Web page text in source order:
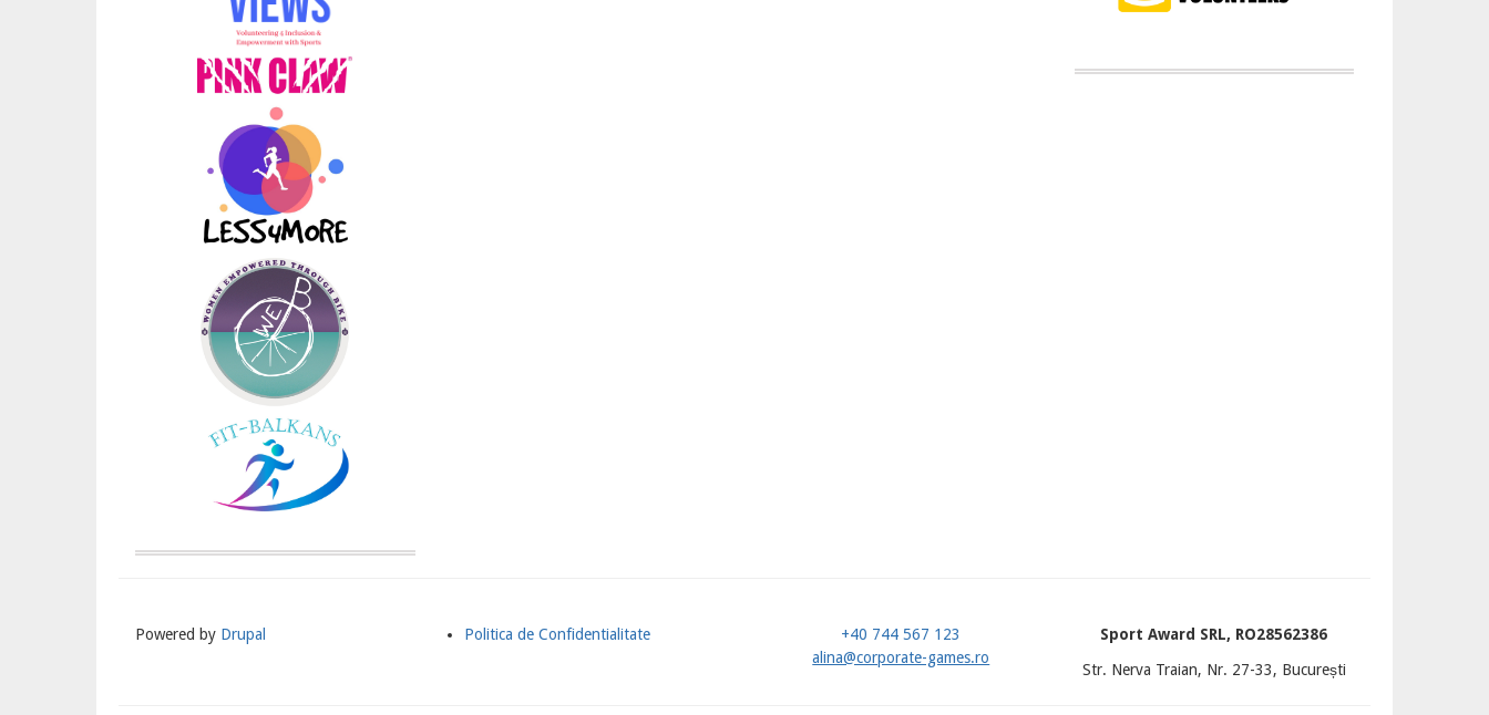
Powered by Drupal Politica de Confidentialitate
+40 744 567 123
alina@corporate-games.ro
Sport Award SRL, RO28562386
Str. Nerva Traian, Nr. 27-33, București